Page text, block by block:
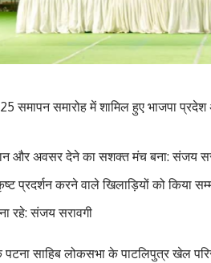
समारोह में शामिल हुए भाजपा प्रदेश
और अवसर देने का सशक्त मंच बना: संजय
प्रदर्शन करने वाले खिलाड़ियों को किया
रहे: संजय सरावगी
पटना साहिब लोकसभा के पाटलिपुत्र खेल